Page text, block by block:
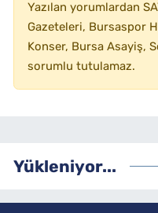
Yazılan yorumlardan
Gazeteleri, Bursaspor
Konser, Bursa Asayiş,
sorumlu tutulamaz.
Yükleniyor...